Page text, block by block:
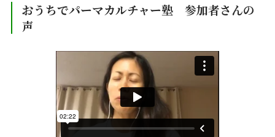
おうちでパーマカルチャー塾 参加者さんの
声